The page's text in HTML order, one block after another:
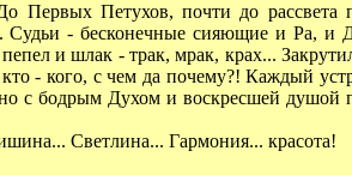
Первых Петухов, почти до рассвета
Судьи - бесконечные сияющие и Ра, и
и шлак - трак, мрак, крах...
- кого, с чем да почему?! Каждый
с бодрым Духом и воскресшей
Светлина... Гармония... красота!